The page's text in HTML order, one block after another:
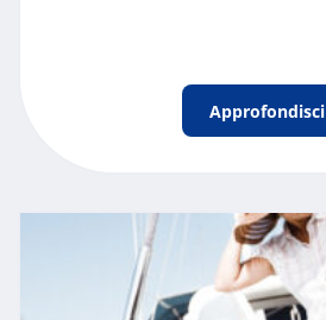
Approfondisci